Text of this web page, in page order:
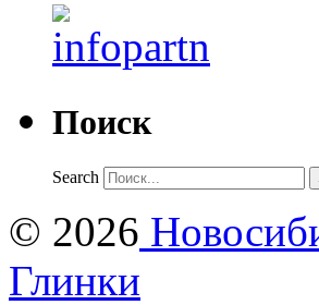
Поиск
Search
© 2026
Глинки